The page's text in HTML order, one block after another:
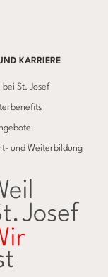
KARRIERE
St. Josef
und Weiterbildung